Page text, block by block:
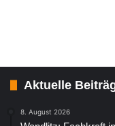
Aktuelle
8. August 2026